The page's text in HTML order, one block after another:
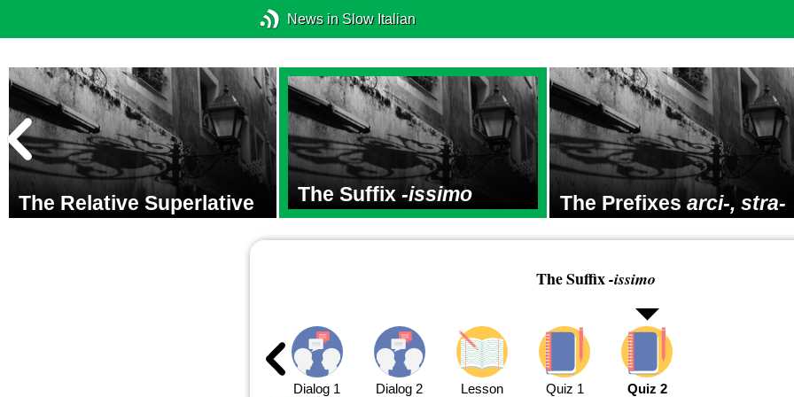
News in Slow Italian
The Relative Superlative The Suffix-issimo The Prefixes arci-, stra-
The Suffix-issimo
Dialog 1 Dialog 2 Lesson Quiz 1 Quiz 2